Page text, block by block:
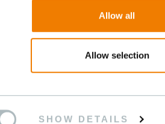
SHOW DETAILS
Allow all
Allow selection